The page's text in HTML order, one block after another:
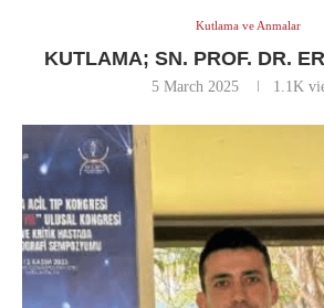
Kutlama ve Anmalar
KUTLAMA; SN. PROF. DR.
5 March 2025 1.1K